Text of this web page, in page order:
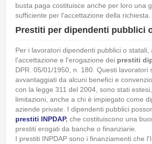
busta paga costituisce anche per loro una
sufficiente per l'accettazione della richiesta.
Prestiti per dipendenti pubblici
Per i lavoratori dipendenti pubblici o statali,
l'accettazione e l'erogazione dei prestiti
DPR. 05/01/1950, n. 180. Questi lavoratori
avvantaggiati da alcuni benefici e
con la legge 311 del 2004, sono stati
limitazioni, anche a chi è impiegato come
aziende private. I dipendenti pubblici
prestiti INPDAP, che costituiscono una
prestiti erogati da banche o finanziarie.
I prestiti INPDAP sono i finanziamenti che